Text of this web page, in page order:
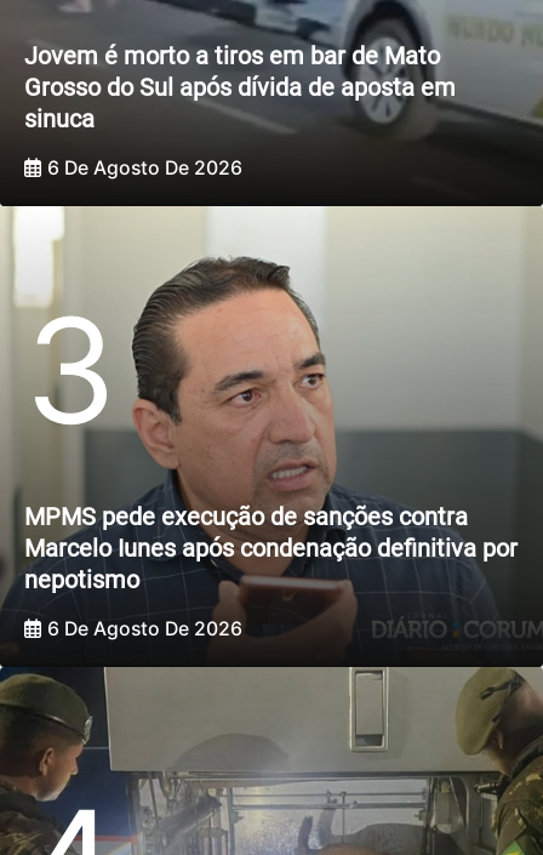
Jovem é morto a tiros em bar de Mato
Grosso do Sul após dívida de aposta em
sinuca
6 De Agosto De 2026
3
MPMS pede execução de sanções contra
Marcelo Iunes após condenação definitiva por
nepotismo
6 De Agosto De 2026